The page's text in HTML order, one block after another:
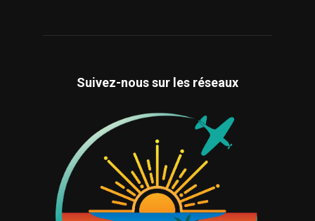
Suivez-nous sur les réseaux